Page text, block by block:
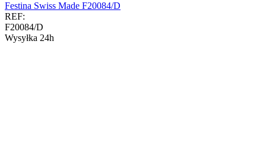
Festina Swiss Made F20084/D
REF:
F20084/D
Wysyłka 24h